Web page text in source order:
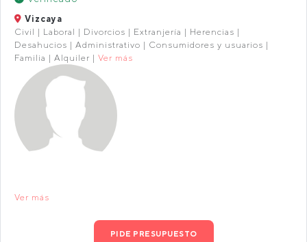
Vizcaya
Civil | Laboral | Divorcios | Extranjería | Herencias |
Desahucios | Administrativo | Consumidores y usuarios |
Familia | Alquiler | Ver más
Ver más
PIDE PRESUPUESTO